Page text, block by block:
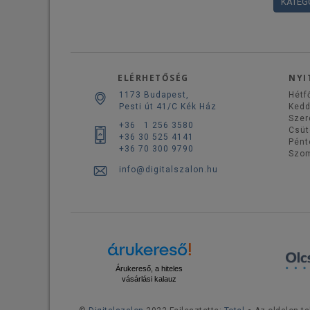
ELÉRHETŐSÉG
1173 Budapest,
Pesti út 41/C Kék Ház
+36 1 256 3580
+36 30 525 4141
+36 70 300 9790
info@digitalszalon.hu
Kedd
Árukereső, a hiteles
vásárlási kalauz